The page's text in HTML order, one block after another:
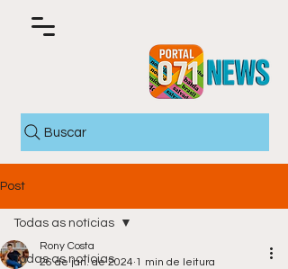
Buscar
Post
Todas as notícias
Todas as notícias
Rony Costa
26 de jan. de 2024 1 min de leitura